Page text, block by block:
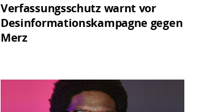
Verfassungsschutz warnt vor
Desinformationskampagne gegen
Merz